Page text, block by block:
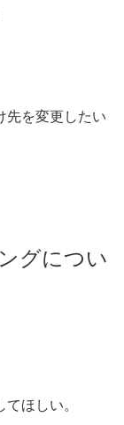
を変更したい
グについ
ほしい。